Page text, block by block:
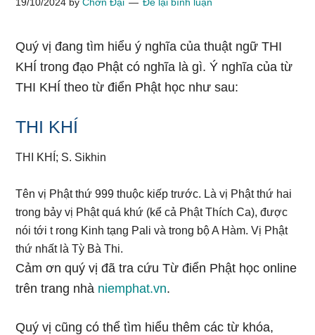
Quý vị đang tìm hiểu ý nghĩa của thuật ngữ THI
KHÍ trong đạo Phật có nghĩa là gì. Ý nghĩa của từ
THI KHÍ theo từ điển Phật học như sau:
THI KHÍ
THI KHÍ; S. Sikhin
Tên vị Phật thứ 999 thuộc kiếp trước. Là vị Phật thứ hai
trong bảy vị Phật quá khứ (kể cả Phật Thích Ca), được
nói tới t rong Kinh tạng Pali và trong bộ A Hàm. Vị Phật
thứ nhất là Tỳ Bà Thi.
Cảm ơn quý vị đã tra cứu Từ điển Phật học online
trên trang nhà niemphat.vn.
Quý vị cũng có thể tìm hiểu thêm các từ khóa,